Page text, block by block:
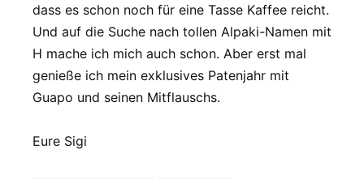
dass es schon noch für eine Tasse Kaffee reicht.
Und auf die Suche nach tollen Alpaki-Namen mit
H mache ich mich auch schon. Aber erst mal
genieße ich mein exklusives Patenjahr mit
Guapo und seinen Mitflauschs.
Eure Sigi